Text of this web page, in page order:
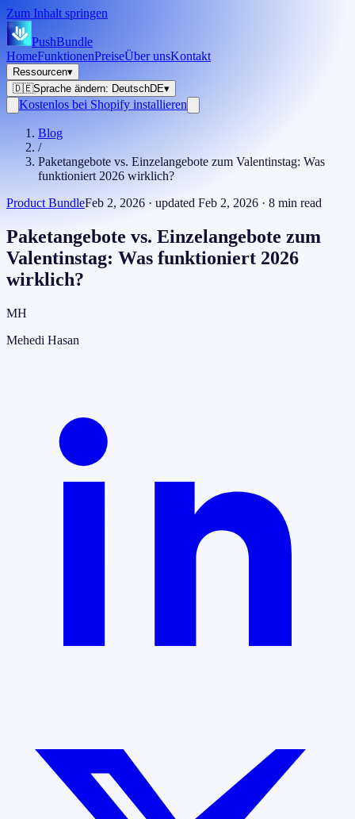
Zum Inhalt springen
PushBundle
HomeFunktionenPreiseÜber unsKontakt
Ressourcen▾
🇩🇪Sprache ändern: DeutschDE▾
Kostenlos bei Shopify installieren
Blog
/
Paketangebote vs. Einzelangebote zum Valentinstag: Was
funktioniert 2026 wirklich?
Product BundleFeb 2, 2026 · updated Feb 2, 2026 · 8 min read
Paketangebote vs. Einzelangebote zum
Valentinstag: Was funktioniert 2026
wirklich?
MH
Mehedi Hasan